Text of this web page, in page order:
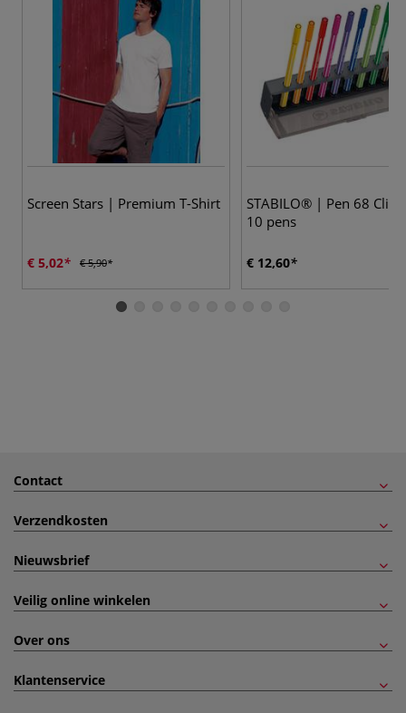
Screen Stars | Premium T-Shirt
€ 5,02 € 5,90
STABILO® | Pen 68
10 pens
€ 12,60
Contact
Verzendkosten
Nieuwsbrief
Veilig online winkelen
Over ons
Klantenservice